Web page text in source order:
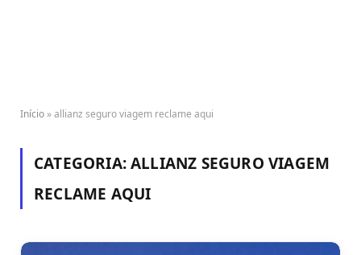
Início »allianz seguro viagem reclame aqui
CATEGORIA:ALLIANZ SEGURO VIAGEM
RECLAME AQUI